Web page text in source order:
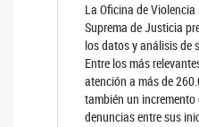
La Oficina de
Suprema de Justicia
los datos y análisis de
Entre los más
atención a más de
también un incremento
denuncias entre sus